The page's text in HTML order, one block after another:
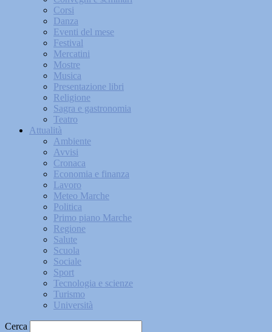
Corsi
Danza
Eventi del mese
Festival
Mercatini
Mostre
Musica
Presentazione libri
Religione
Sagra e gastronomia
Teatro
Attualità
Ambiente
Avvisi
Cronaca
Economia e finanza
Lavoro
Meteo Marche
Politica
Primo piano Marche
Regione
Salute
Scuola
Sociale
Sport
Tecnologia e scienze
Turismo
Università
Cerca